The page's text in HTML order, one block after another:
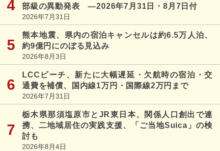
部級の異動発表 ―2026年7月31日・8月7日付
2026年7月31日
熊本地震、県内の宿泊キャンセルは約6.5万人泊、
約9億円にのぼる見込み
2026年8月3日
LCCピーチ、新たに大幅遅延・欠航時の宿泊・交
通費を補償、国内線1万円・国際線2万円まで
2026年7月31日
栃木県那須塩原市とJR東日本、関係人口創出で連
携、二地域居住の実践支援、「ご当地Suica」の検
討も
2026年8月4日